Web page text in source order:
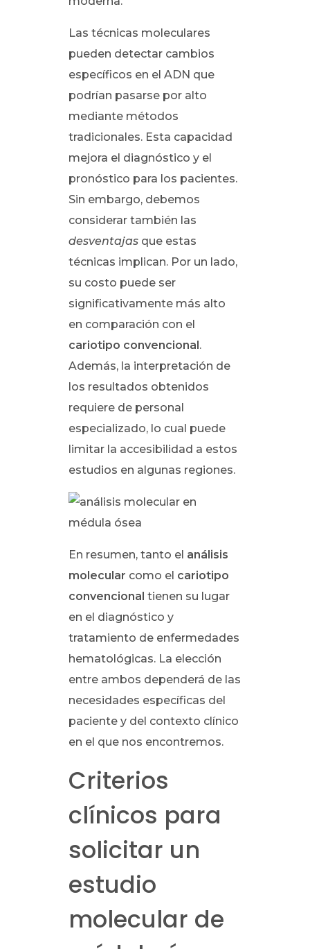
Las técnicas moleculares
pueden detectar cambios
específicos en el ADN que
podrían pasarse por alto
mediante métodos
tradicionales. Esta capacidad
mejora el diagnóstico y el
pronóstico para los pacientes.
Sin embargo, debemos
considerar también las
desventajas que estas
técnicas implican. Por un lado,
su costo puede ser
significativamente más alto
en comparación con el
cariotipo convencional.
Además, la interpretación de
los resultados obtenidos
requiere de personal
especializado, lo cual puede
limitar la accesibilidad a estos
estudios en algunas regiones.
En resumen, tanto el análisis
molecular como el cariotipo
convencional tienen su lugar
en el diagnóstico y
tratamiento de enfermedades
hematológicas. La elección
entre ambos dependerá de las
necesidades específicas del
paciente y del contexto clínico
en el que nos encontremos.
Criterios
clínicos para
solicitar un
estudio
molecular de